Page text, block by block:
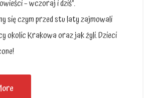
– wczoraj i dziś”.
się czym przed stu laty zajmowali
okolic Krakowa oraz jak żyli. Dzieci